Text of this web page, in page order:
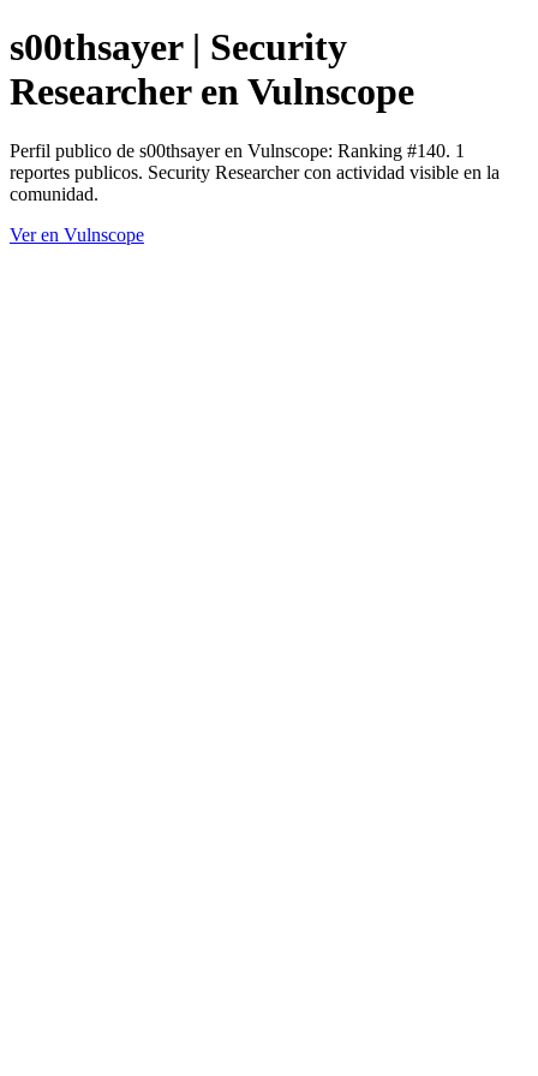
s00thsayer | Security
Researcher en Vulnscope
Perfil publico de s00thsayer en Vulnscope: Ranking #140. 1
reportes publicos. Security Researcher con actividad visible en la
comunidad.
Ver en Vulnscope